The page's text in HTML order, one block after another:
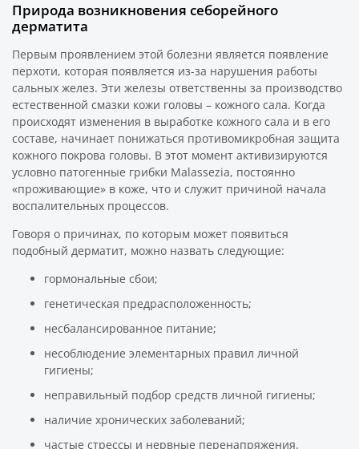
Природа возникновения себорейного
дерматита
Первым проявлением этой болезни является появление
перхоти, которая появляется из-за нарушения работы
сальных желез. Эти железы ответственны за производство
естественной смазки кожи головы – кожного сала. Когда
происходят изменения в выработке кожного сала и в его
составе, начинает понижаться противомикробная защита
кожного покрова головы. В этот момент активизируются
условно патогенные грибки Malassezia, постоянно
«проживающие» в коже, что и служит причиной начала
воспалительных процессов.
Говоря о причинах, по которым может появиться
подобный дерматит, можно назвать следующие:
гормональные сбои;
генетическая предрасположенность;
несбалансированное питание;
несоблюдение элементарных правил личной
гигиены;
неправильный подбор средств личной гигиены;
наличие хронических заболеваний;
частые стрессы и нервные перенапряжения.